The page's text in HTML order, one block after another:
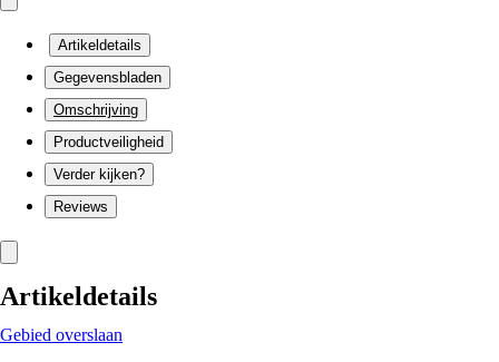
Artikeldetails
Gegevensbladen
Omschrijving
Productveiligheid
Verder kijken?
Reviews
Artikeldetails
Gebied overslaan